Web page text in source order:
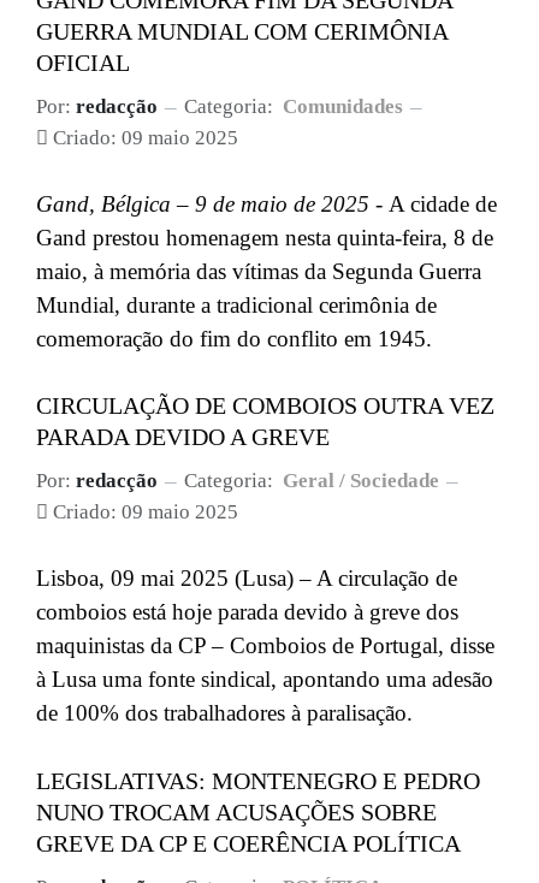
GUERRA MUNDIAL COM CERIMÔNIA
OFICIAL
Por: redacção Categoria: Comunidades
Criado: 09 maio 2025
Gand, Bélgica – 9 de maio de 2025 - A cidade de
Gand prestou homenagem nesta quinta-feira, 8 de
maio, à memória das vítimas da Segunda Guerra
Mundial, durante a tradicional cerimônia de
comemoração do fim do conflito em 1945.
CIRCULAÇÃO DE COMBOIOS OUTRA VEZ
PARADA DEVIDO A GREVE
Por: redacção Categoria: Geral / Sociedade
Criado: 09 maio 2025
Lisboa, 09 mai 2025 (Lusa) – A circulação de
comboios está hoje parada devido à greve dos
maquinistas da CP – Comboios de Portugal, disse
à Lusa uma fonte sindical, apontando uma adesão
de 100% dos trabalhadores à paralisação.
LEGISLATIVAS: MONTENEGRO E PEDRO
NUNO TROCAM ACUSAÇÕES SOBRE
GREVE DA CP E COERÊNCIA POLÍTICA